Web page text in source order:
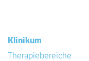
Klinikum
Therapiebereiche